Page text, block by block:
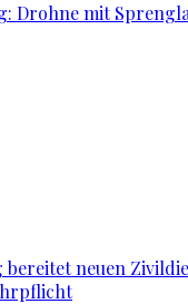
Drohne mit
neuen